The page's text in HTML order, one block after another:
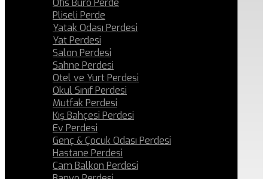
Ofis Büro Perde
Pliseli Perde
Yatak Odası Perdesi
Yat Perdesi
Salon Perdesi
Sahne Perdesi
Otel ve Yurt Perdesi
Okul Sınıf Perdesi
Mutfak Perdesi
Kış Bahçesi Perdesi
Ev Perdesi
Genç & Çocuk Odası Perdesi
Hastane Perdesi
Cam Balkon Perdesi